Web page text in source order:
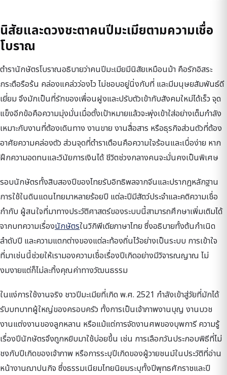
นิสัยและดวงชะตาคนปีมะเมียตามความเชื่อ
โบราณ
ตำรานักษัตรโบราณอธิบายว่าคนปีมะเมียมีนิสัยเหมือนม้า คือรักอิสระ
กระตือรือร้น คล่องแคล่วว่องไว ไม่ชอบอยู่นิ่งกับที่ และมีมนุษยสัมพันธ์ดี
เยี่ยม จึงมักเป็นที่รักของเพื่อนฝูงและปรับตัวเข้ากับสังคมใหม่ได้เร็ว จุด
แข็งอีกข้อคือความมุ่งมั่นเมื่อตั้งเป้าหมายแล้วจะพุ่งเข้าใส่อย่างเต็มกำลัง
เหมาะกับงานที่ต้องเดินทาง งานขาย งานสื่อสาร หรือธุรกิจส่วนตัวที่ต้อง
อาศัยความคล่องตัว ส่วนจุดที่ตำราเตือนคือความใจร้อนและเบื่อง่าย หาก
ฝึกความอดทนและวินัยการเงินได้ ชีวิตช่วงกลางคนจะมั่นคงเป็นพิเศษ
รอบนักษัตรทั้งสิบสองปีของไทยรับอิทธิพลจากจีนและปรากฏหลักฐาน
การใช้ในดินแดนไทยมาหลายร้อยปี แต่ละปีมีสัตว์ประจำและคติความเชื่อ
กำกับ ผู้สนใจที่มาทางประวัติศาสตร์ของระบบนี้สามารถศึกษาเพิ่มเติมได้
จากบทความเรื่องนักษัตรในวิกิพีเดียภาษาไทย ซึ่งอธิบายทั้งต้นกำเนิด
ลำดับปี และความแตกต่างของแต่ละท้องถิ่นไว้อย่างเป็นระบบ การเข้าใจ
ที่มาเช่นนี้ช่วยให้เรามองความเชื่อเรื่องปีเกิดอย่างมีวิจารณญาณ ไม่
งมงายแต่ก็ไม่ละทิ้งคุณค่าทางวัฒนธรรม
ในแง่การใช้งานจริง ชาวปีมะเมียที่เกิด พ.ศ. 2521 กำลังเข้าสู่วัยที่มักได้
รับบทบาทผู้ใหญ่ของครอบครัว ทั้งการเป็นเจ้าภาพงานบุญ งานบวช
งานแต่งงานของลูกหลาน หรือแม้แต่การจัดงานศพของบุพการี ความรู้
เรื่องปีนักษัตรจึงถูกหยิบมาใช้บ่อยขึ้น เช่น การเลือกวันประกอบพิธีที่ไม่
ชงกับปีเกิดของเจ้าภาพ หรือการระบุปีเกิดของผู้วายชนม์ในประวัติที่อ่าน
หน้างานฌาปนกิจ ซึ่งธรรมเนียมไทยนิยมระบุทั้งปีพุทธศักราชและปี